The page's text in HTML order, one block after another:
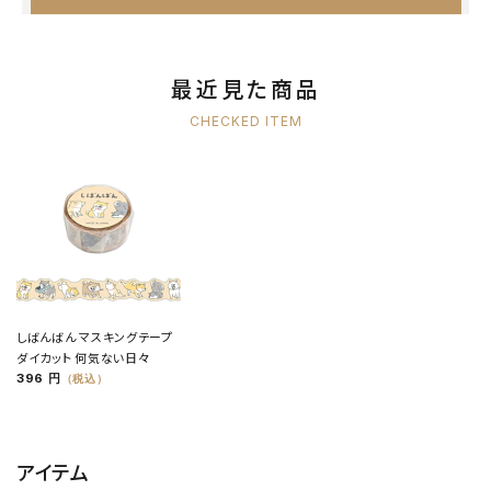
最近見た商品
CHECKED ITEM
しばんばん マスキングテープ
ダイカット 何気ない日々
396 円 （税込）
アイテム